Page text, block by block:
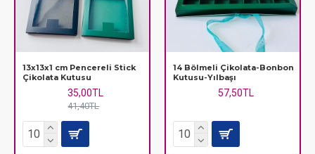
13x13x1 cm Pencereli Stick
Çikolata Kutusu
35,00TL
41,40TL
14 Bölmeli Çikolata-Bonbon
Kutusu-Yılbaşı
57,50TL